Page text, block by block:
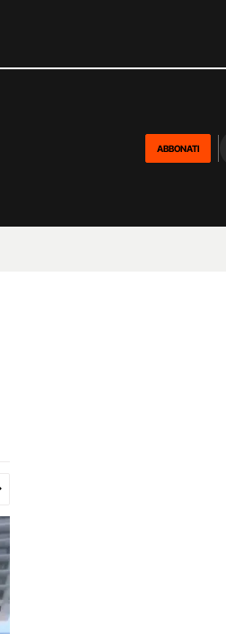
ABBONATI